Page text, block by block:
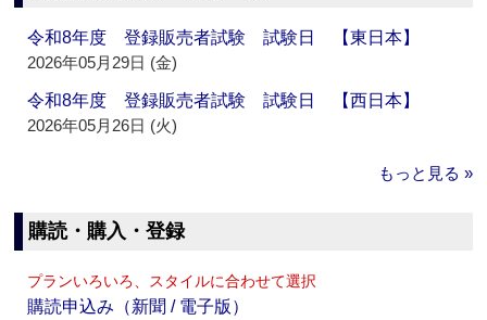
令和8年度 登録販売者試験 試験日 【東日本】
2026年05月29日 (金)
令和8年度 登録販売者試験 試験日 【西日本】
2026年05月26日 (火)
もっと見る »
購読・購入・登録
プランいろいろ、スタイルに合わせて選択
購読申込み（新聞 / 電子版）